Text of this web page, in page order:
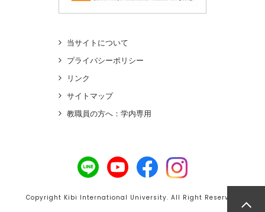
当サイトについて
プライバシーポリシー
リンク
サイトマップ
教職員の方へ：学内専用
Copyright Kibi International University. All Right Reserved.